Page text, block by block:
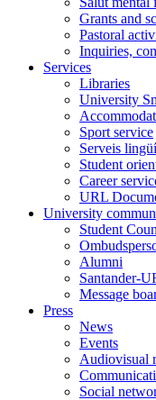
Grants and
Pastoral
Inquiries,
Services
Libraries
University
Sport service
Serveis
Student
Career
URL
University
Student
Alumni
Santander-
Message
Press
News
Events
Audiovisual
Social